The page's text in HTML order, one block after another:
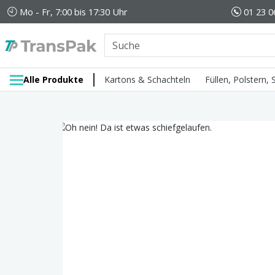
Mo - Fr, 7:00 bis 17:30 Uhr 01 23
Alle Produkte Kartons & Schachteln Füllen, Polstern,